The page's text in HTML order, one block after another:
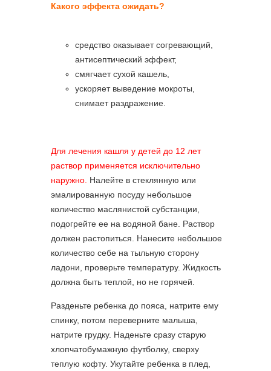
Какого эффекта ожидать?
средство оказывает согревающий,
антисептический эффект,
смягчает сухой кашель,
ускоряет выведение мокроты,
снимает раздражение.
Для лечения кашля у детей до 12 лет
раствор применяется исключительно
наружно. Налейте в стеклянную или
эмалированную посуду небольшое
количество маслянистой субстанции,
подогрейте ее на водяной бане. Раствор
должен растопиться. Нанесите небольшое
количество себе на тыльную сторону
ладони, проверьте температуру. Жидкость
должна быть теплой, но не горячей.
Разденьте ребенка до пояса, натрите ему
спинку, потом переверните малыша,
натрите грудку. Наденьте сразу старую
хлопчатобумажную футболку, сверху
теплую кофту. Укутайте ребенка в плед,